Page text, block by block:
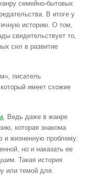
семейно-бытовых
В итоге у
историю. О том,
свидетельствует то,
сил в развитие
писатель
имеет схожие
. Ведь даже в жанре
которая знакома
жизненную проблему:
но и наказать ее
Такая история
или темой для